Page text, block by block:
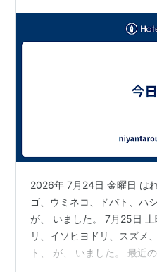
2026年 7月24日 金曜日 は
ゴ、ウミネコ、ドバト、ハ
が、 いました。 7月25日
リ、イソヒヨドリ、スズメ
ト、 が、 いました。 最近